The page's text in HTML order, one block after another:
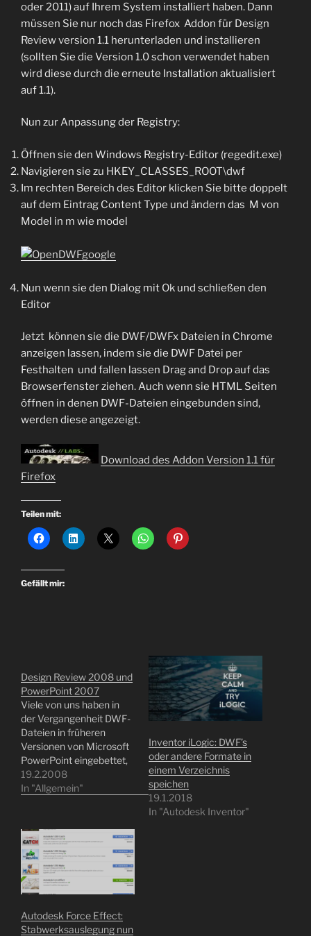
oder 2011) auf Ihrem System installiert haben. Dann
müssen Sie nur noch das Firefox Addon für Design
Review version 1.1 herunterladen und installieren
(sollten Sie die Version 1.0 schon verwendet haben
wird diese durch die erneute Installation aktualisiert
auf 1.1).
Nun zur Anpassung der Registry:
Öffnen sie den Windows Registry-Editor (regedit.exe)
Navigieren sie zu HKEY_CLASSES_ROOT\dwf
Im rechten Bereich des Editor klicken Sie bitte doppelt
auf dem Eintrag Content Type und ändern das M von
Model in m wie model
Nun wenn sie den Dialog mit Ok und schließen den
Editor
Jetzt können sie die DWF/DWFx Dateien in Chrome
anzeigen lassen, indem sie die DWF Datei per
Festhalten und fallen lassen Drag and Drop auf das
Browserfenster ziehen. Auch wenn sie HTML Seiten
öffnen in denen DWF-Dateien eingebunden sind,
werden diese angezeigt.
Download des Addon Version 1.1 für
Firefox
Teilen mit:
Gefällt mir:
Design Review 2008 und
PowerPoint 2007
Viele von uns haben in
der Vergangenheit DWF-
Dateien in früheren
Versionen von Microsoft
PowerPoint eingebettet,
und es zeigte sich, dass
die einfache
der Prozess in Autodesk
Design Review und
Microsoft PowerPoint
komplizierter geworden
ist. Nun, es ist immer
so einfach, aber
dennoch…
19.2.2008
In "Allgemein"
Inventor iLogic: DWF’s
oder andere Formate in
einem Verzeichnis
speichen
19.1.2018
In "Autodesk Inventor"
Autodesk Force Effect:
Stabwerksauslegung nun